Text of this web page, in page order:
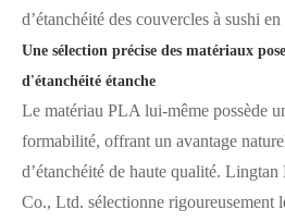
d’étanchéité des couvercles à sushi
Une sélection précise des matériaux
d'étanchéité étanche
Le matériau PLA lui-même possède
formabilité, offrant un avantage
d’étanchéité de haute qualité.
Co., Ltd. sélectionne rigoureusement